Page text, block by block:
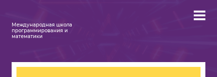
Международная школа
программирования и
математики